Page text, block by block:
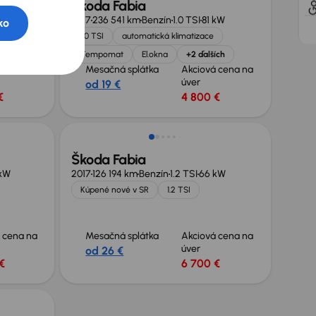
Škoda Fabia
2017236 541 kmBenzín1.0 TSI81 kW
1.0 TSI
automatická klimatizace
Tempomat
El.okna +2 ďalších
Mesačná splátka
od 19 €
Akciová cena na
úver
4 800 €
na
Škoda Fabia
2017126 194 kmBenzín1.2 TSI66 kW
Kúpené nové v SR 1.2 TSI
Mesačná splátka
od 26 €
Akciová cena na
úver
6 700 €